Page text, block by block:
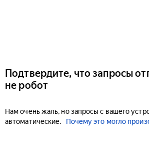
Подтвердите, что запросы
не робот
Нам очень жаль, но запросы с вашего
автоматические.
Почему это могло